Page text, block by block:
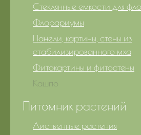
Стеклянные емкости для
Флорариумы
Панели, картины, стены из
стабилизированного мха
Фитокартины и фитостены
Кашпо
Питомник растений
Лиственные растения